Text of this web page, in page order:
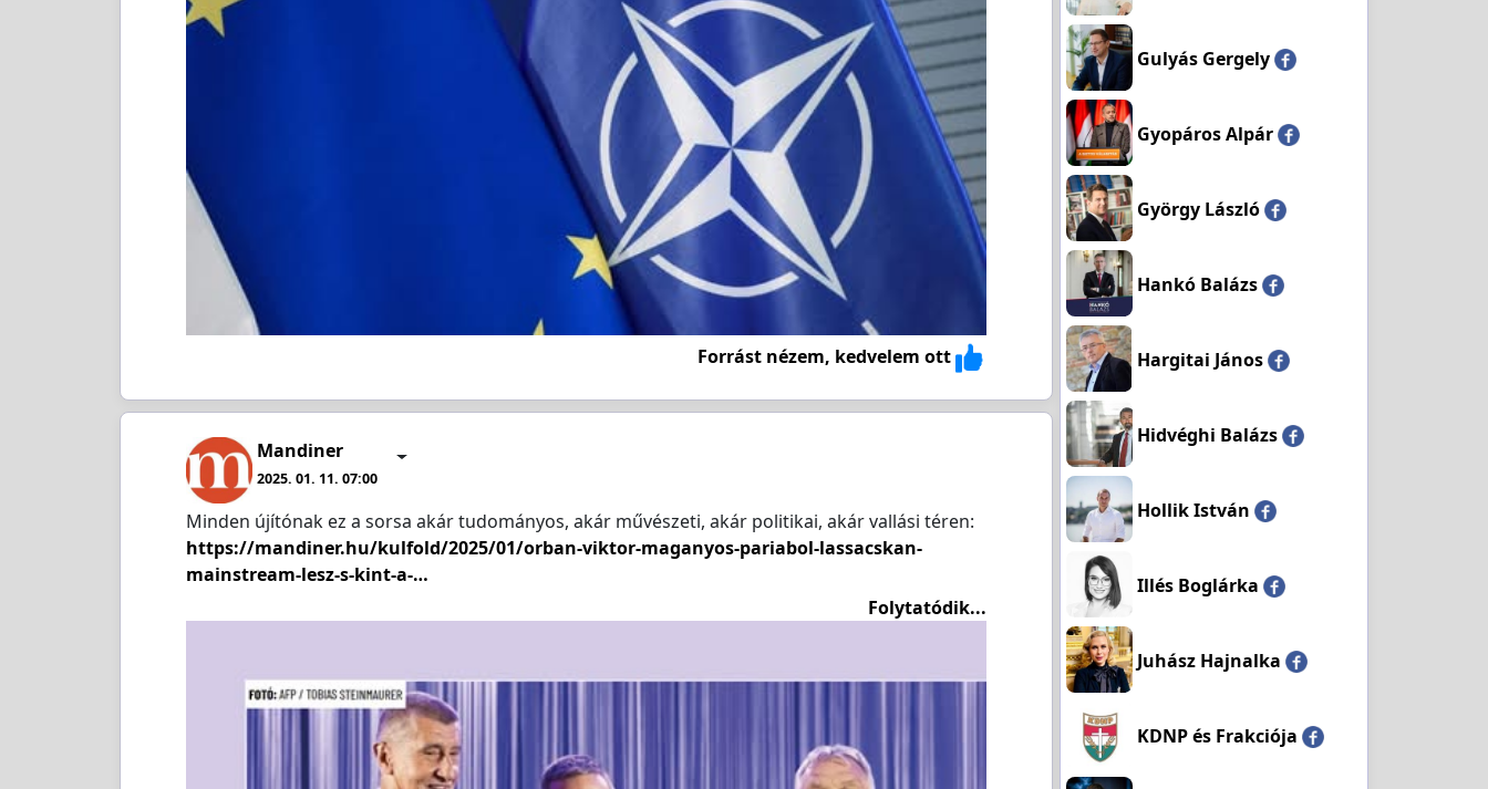
Forrást nézem, kedvelem ott
Mandiner
2025. 01. 11. 07:00
Minden újítónak ez a sorsa akár tudományos, akár művészeti, akár politikai, akár vallási téren:
https://mandiner.hu/kulfold/2025/01/orban-viktor-maganyos-pariabol-lassacskan-
mainstream-lesz-s-kint-a-…
Folytatódik...
Gulyás Gergely
Gyopáros Alpár
György László
Hankó Balázs
Hargitai János
Hidvéghi Balázs
Hollik István
Illés Boglárka
Juhász Hajnalka
KDNP és Frakciója